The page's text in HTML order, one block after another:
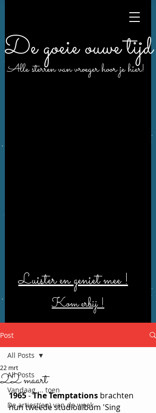
De goeie ouwe tijd
Alle sterren van vroeger hoor je hier!
Luister en geniet mee !
Kom erbij !
Post
All Posts
Vandaag ... toen
De artiest(en) van de week
All Posts
22 maart
22 mrt
1965 - The Temptations brachten
hun tweede studioalbum 'Sing